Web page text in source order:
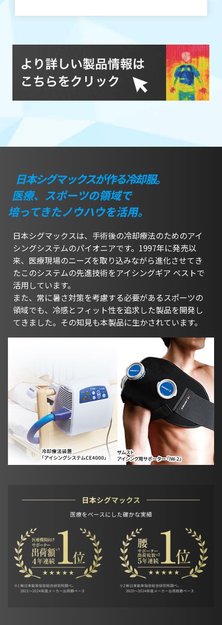
日本シグマックスが作る冷却服。
医療、スポーツの領域で
培ってきたノウハウを活用。
日本シグマックスは、手術後の冷却療法のためのアイ
シングシステムのパイオニアです。1997年に発売以
来、医療現場のニーズを取り込みながら進化させてき
たこのシステムの先進技術をアイシングギア ベストで
活用しています。
また、常に暑さ対策を考慮する必要があるスポーツの
領域でも、冷感とフィット性を追求した製品を開発し
てきました。その知見も本製品に生かされています。